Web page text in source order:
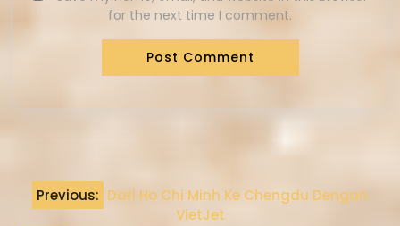
for the next time I comment.
Previous: Dari Ho Chi Minh Ke Chengdu Dengan
VietJet